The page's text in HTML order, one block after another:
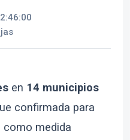
en 14 municipios
confirmada para
como medida